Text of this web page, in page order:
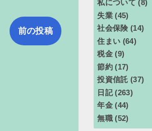
前の投稿
私について (8)
失業 (45)
社会保険 (14)
住まい (64)
税金 (9)
節約 (17)
投資信託 (37)
日記 (263)
年金 (44)
無職 (52)